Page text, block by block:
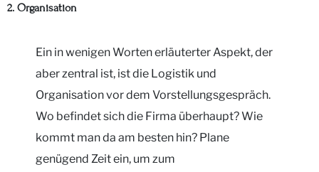
2. Organisation
Ein in wenigen Worten erläuterter Aspekt, der
aber zentral ist, ist die Logistik und
Organisation vor dem Vorstellungsgespräch.
Wo befindet sich die Firma überhaupt? Wie
kommt man da am besten hin? Plane
genügend Zeit ein, um zum